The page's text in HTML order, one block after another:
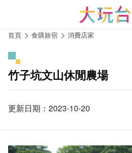
首頁 食購旅宿 消費店家
竹子坑文山休閒農場
更新日期：2023-10-20